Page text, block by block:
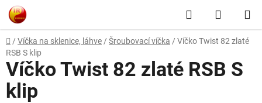
Přejít
na
obsah
Hledat
KOŠÍK
Domů
/ Víčka na sklenice, láhve / Šroubovací víčka / Víčko Twist 82 zlaté
RSB S klip
Víčko Twist 82 zlaté RSB S
klip